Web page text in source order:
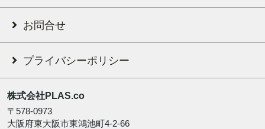
お問合せ
プライバシーポリシー
株式会社PLAS.co
〒578-0973
大阪府東大阪市東鴻池町4-2-66